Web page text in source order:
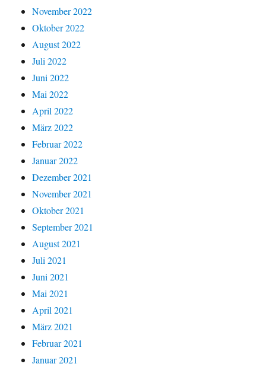
November 2022
Oktober 2022
August 2022
Juli 2022
Juni 2022
Mai 2022
April 2022
März 2022
Februar 2022
Januar 2022
Dezember 2021
November 2021
Oktober 2021
September 2021
August 2021
Juli 2021
Juni 2021
Mai 2021
April 2021
März 2021
Februar 2021
Januar 2021